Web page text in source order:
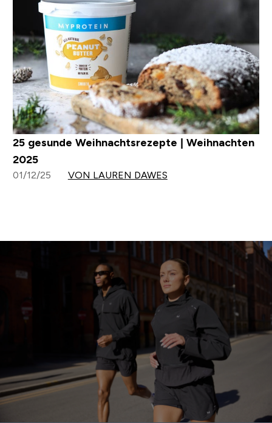
25 gesunde Weihnachtsrezepte | Weihnachten
2025
01/12/25 VON LAUREN DAWES